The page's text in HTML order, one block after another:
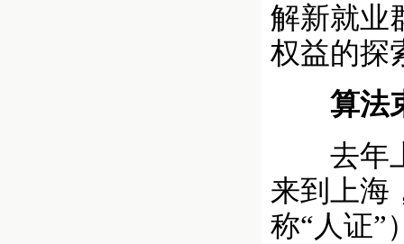
解新就业
权益的探
算法
去年上
来到上海
称“人证”